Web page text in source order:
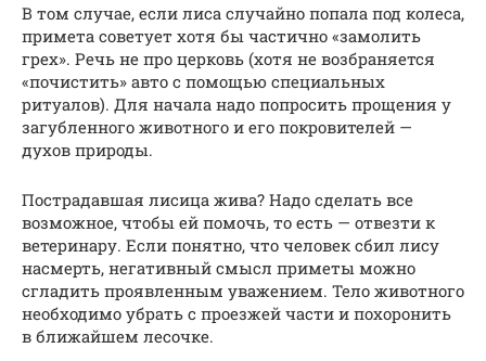
В том случае, если лиса случайно попала под колеса,
примета советует хотя бы частично «замолить
грех». Речь не про церковь (хотя не возбраняется
«почистить» авто с помощью специальных
ритуалов). Для начала надо попросить прощения у
загубленного животного и его покровителей —
духов природы.
Пострадавшая лисица жива? Надо сделать все
возможное, чтобы ей помочь, то есть — отвезти к
ветеринару. Если понятно, что человек сбил лису
насмерть, негативный смысл приметы можно
сгладить проявленным уважением. Тело животного
необходимо убрать с проезжей части и похоронить
в ближайшем лесочке.